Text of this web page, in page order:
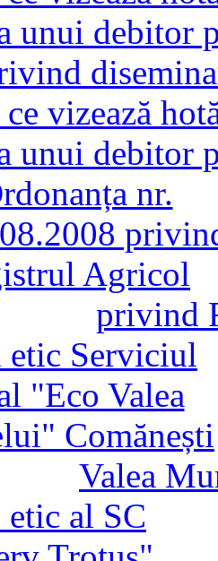
vizează
unui debitor
privind
Valea